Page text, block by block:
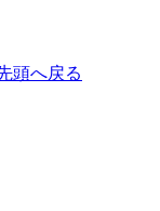
頭へ戻る